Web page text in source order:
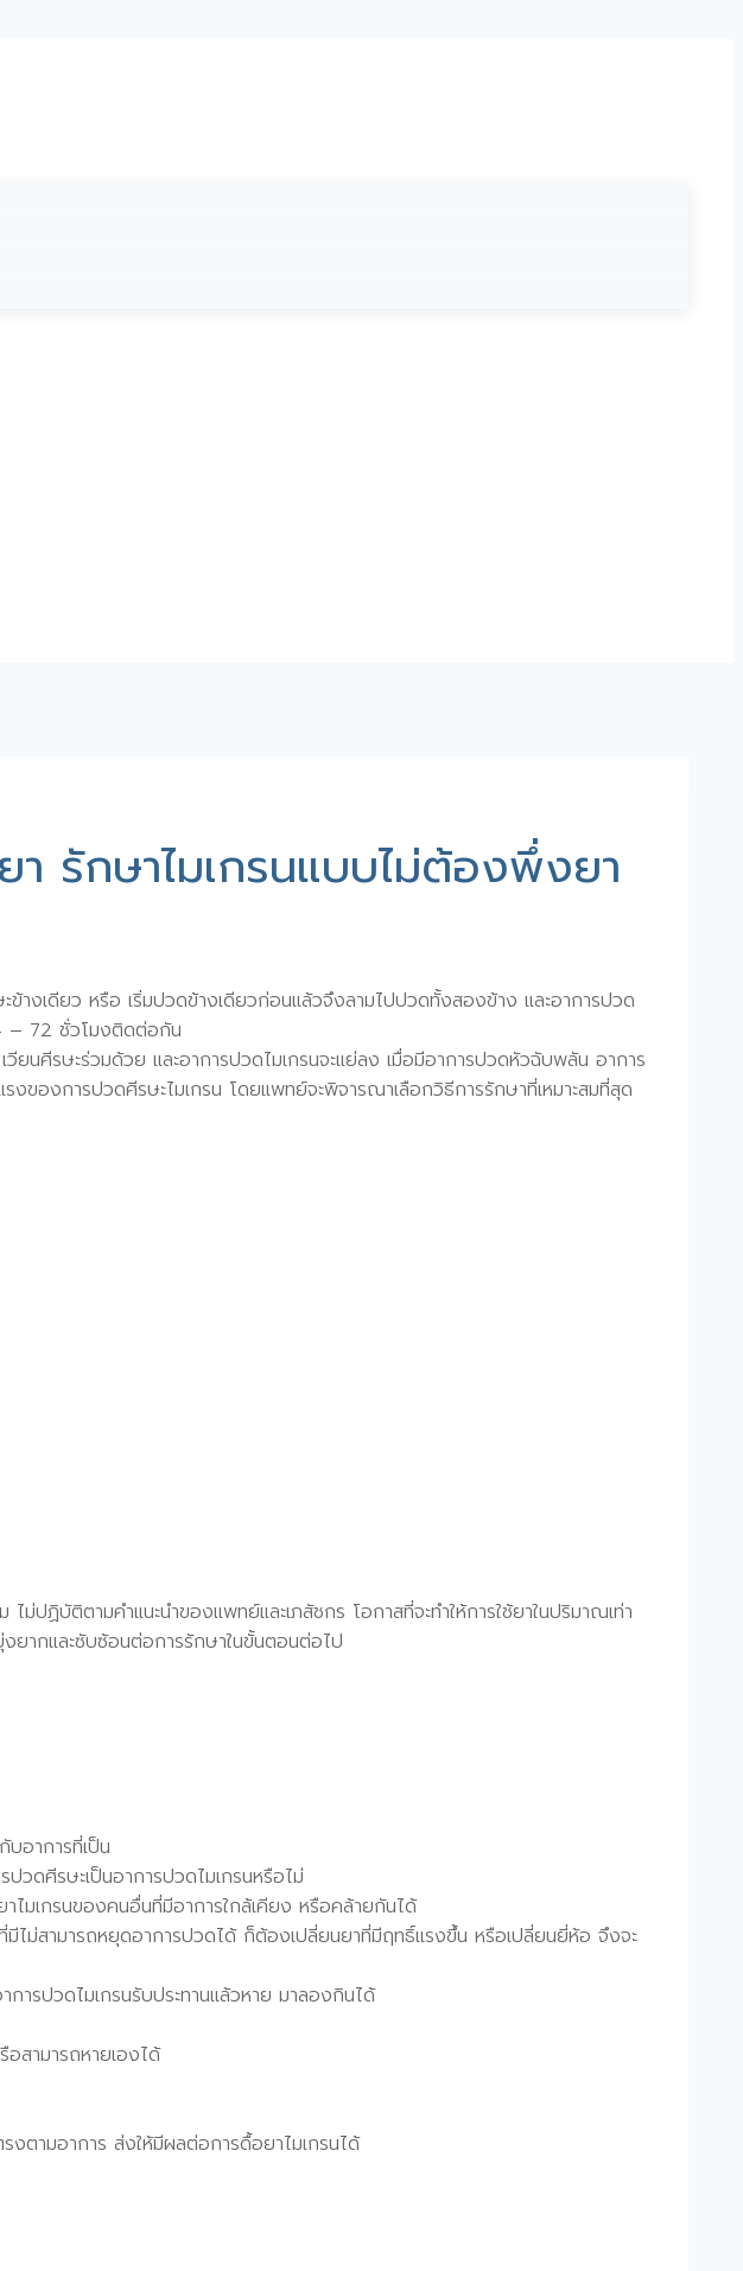
รักษาไมเกรนแบบไม่ต้องพึ่งยา
างเดียว หรือ เริ่มปวดข้างเดียวก่อนแล้วจึงลามไปปวดทั้งสองข้าง และอาการปวด
4 – 72 ชั่วโมงติดต่อกัน
ศีรษะร่วมด้วย และอาการปวดไมเกรนจะแย่ลง เมื่อมีอาการปวดหัวฉับพลัน อาการ
ของการปวดศีรษะไมเกรน โดยแพทย์จะพิจารณาเลือกวิธีการรักษาที่เหมาะสมที่สุด
ม่ปฏิบัติตามคำแนะนำของแพทย์และเภสัชกร โอกาสที่จะทำให้การใช้ยาในปริมาณเท่า
ยากและซับซ้อนต่อการรักษาในขั้นตอนต่อไป
บอาการที่เป็น
วดศีรษะเป็นอาการปวดไมเกรนหรือไม่
ไมเกรนของคนอื่นที่มีอาการใกล้เคียง หรือคล้ายกันได้
มีไม่สามารถหยุดอาการปวดได้ ก็ต้องเปลี่ยนยาที่มีฤทธิ์แรงขึ้น หรือเปลี่ยนยี่ห้อ จึงจะ
ารปวดไมเกรนรับประทานแล้วหาย มาลองกินได้
สามารถหายเองได้
งตามอาการ ส่งให้มีผลต่อการดื้อยาไมเกรนได้